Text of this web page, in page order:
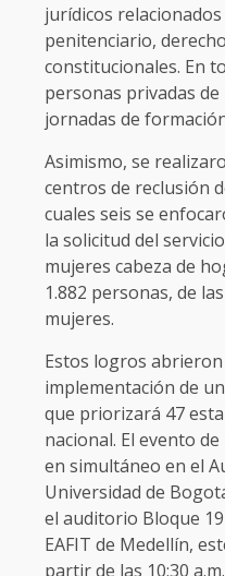
jurídicos
penitenciario,
constitucionales. En
personas privadas
jornadas de
Asimismo, se
centros de reclusión
cuales seis se
la solicitud del
mujeres cabeza de
1.882 personas, de
mujeres.
Estos logros
implementación de
que priorizará 47
nacional. El evento
en simultáneo en el
Universidad de
el auditorio Bloque
EAFIT de Medellín,
partir de las 10:30 a.m.